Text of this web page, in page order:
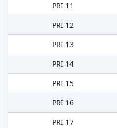
PRI 11
PRI 12
PRI 13
PRI 14
PRI 15
PRI 16
PRI 17